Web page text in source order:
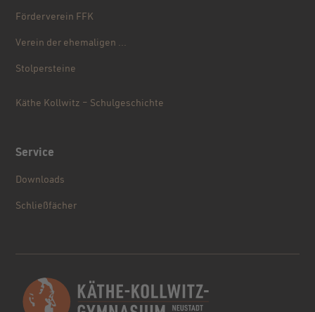
Förderverein FFK
Verein der ehemaligen ...
Stolpersteine
Käthe Kollwitz – Schulgeschichte
Service
Downloads
Schließfächer